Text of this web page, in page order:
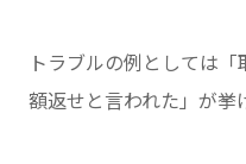
トラブルの例としては
額返せと言われた」が挙